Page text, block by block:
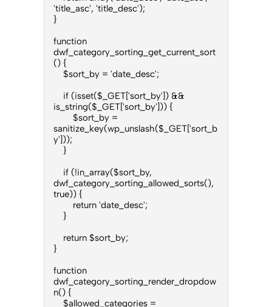
'title_asc', 'title_desc');
}
function
dwf_category_sorting_get_current_sort
() {
is_string($_GET['sort_by'])) {
sanitize_key(wp_unslash($_GET['sort_b
y']));
dwf_category_sorting_allowed_sorts(),
true)) {
}
function
dwf_category_sorting_render_dropdow
n() {